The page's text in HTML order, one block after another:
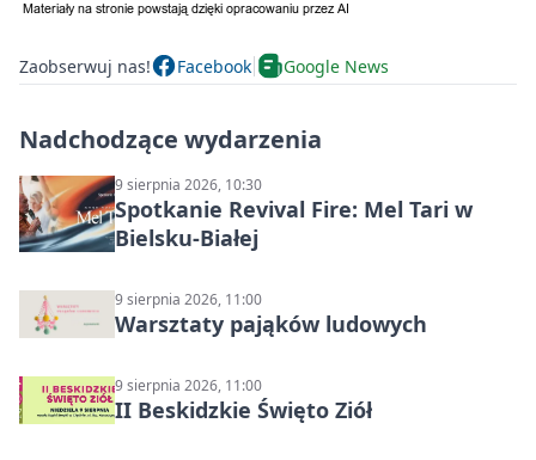
Zaobserwuj nas! Facebook Google News
Nadchodzące wydarzenia
9 sierpnia 2026, 10:30
Spotkanie Revival Fire: Mel Tari w
Bielsku-Białej
9 sierpnia 2026, 11:00
Warsztaty pająków ludowych
9 sierpnia 2026, 11:00
II Beskidzkie Święto Ziół